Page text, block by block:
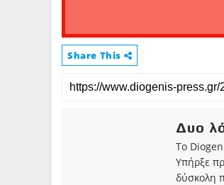
Share This
Δυο
Το
Υπήρξε
δύσκολη